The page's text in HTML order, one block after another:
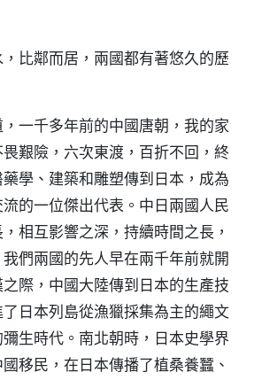
比鄰而居，兩國都有著悠久的歷
一千多年前的中國唐朝，我的家
艱險，六次東渡，百折不回，終
學、建築和雕塑傳到日本，成為
的一位傑出代表。中日兩國人民
相互影響之深，持續時間之長，
們兩國的先人早在兩千年前就開
際，中國大陸傳到日本的生產技
日本列島從漁獵採集為主的繩文
生時代。南北朝時，日本史學界
移民，在日本傳播了植桑養蠶、